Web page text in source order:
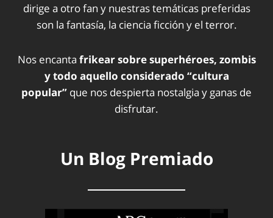
dirige a otro fan y nuestras temáticas preferidas
son la fantasía, la ciencia ficción y el terror.
Nos encanta frikear sobre superhéroes, zombis
y todo aquello considerado “cultura
popular” que nos despierta nostalgia y ganas de
disfrutar.
Un Blog Premiado